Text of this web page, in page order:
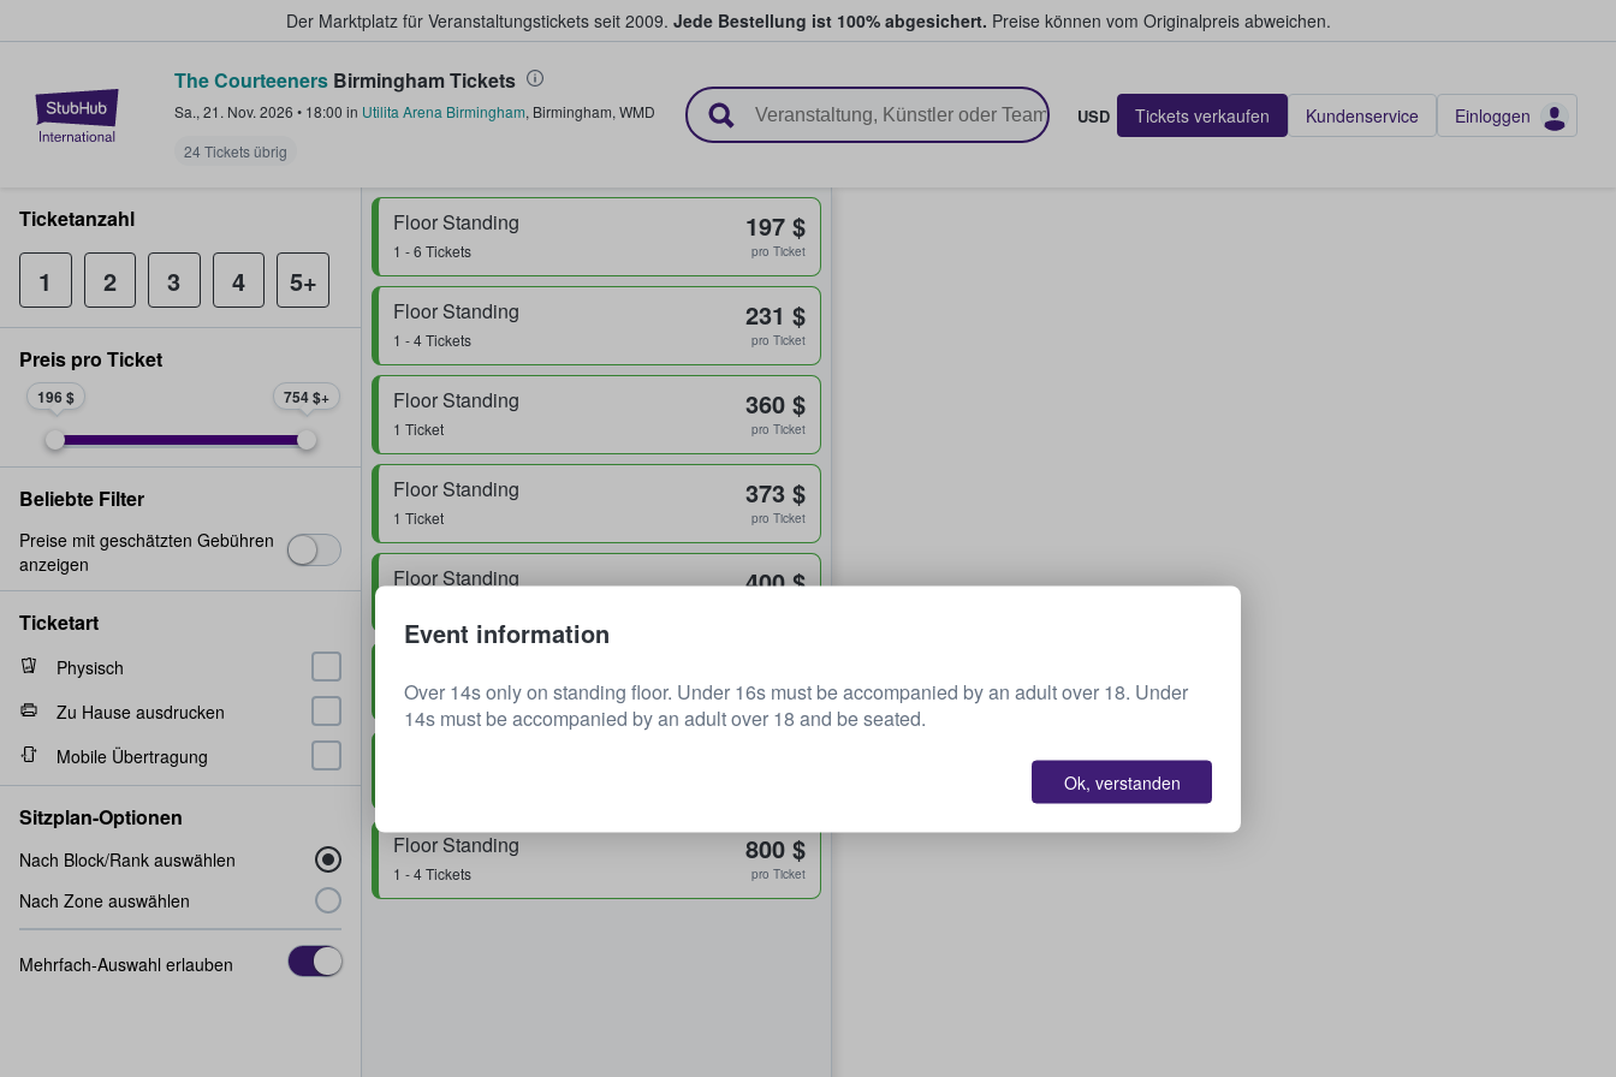
Der Marktplatz für Veranstaltungstickets seit 2009. Jede Bestellung ist 100% abgesichert. Preise können vom Originalpreis abweichen.
StubHub - Wo Fans Tickets kaufen & verkaufen
The Courteeners Birmingham Tickets
Sa., 21. Nov. 2026 • 18:00 in Utilita Arena Birmingham, Birmingham, WMD
24 Tickets übrig
USD Tickets verkaufen Kundenservice Einloggen
Floor Standing
1 - 6 Tickets
197 $
pro Ticket
Floor Standing
1 - 4 Tickets
231 $
pro Ticket
Floor Standing
1 Ticket
360 $
pro Ticket
Floor Standing
1 Ticket
373 $
pro Ticket
Floor Standing 400 $
2 Tickets pro Ticket
Floor Standing
1 - 4 Tickets
800 $
pro Ticket
Ticketanzahl
1 2 3 4 5+
Preis pro Ticket
196 $ 754 $
Beliebte Filter
Preise mit geschätzten Gebühren
anzeigen
Ticketart
Physisch
Zu Hause ausdrucken
Mobile Übertragung
Sitzplan-Optionen
Nach Block/Rank auswählen
Nach Zone auswählen
Mehrfach-Auswahl erlauben
Event information
Over 14s only on standing floor. Under 16s must be accompanied by an adult over 18. Under
14s must be accompanied by an adult over 18 and be seated.
Ok, verstanden